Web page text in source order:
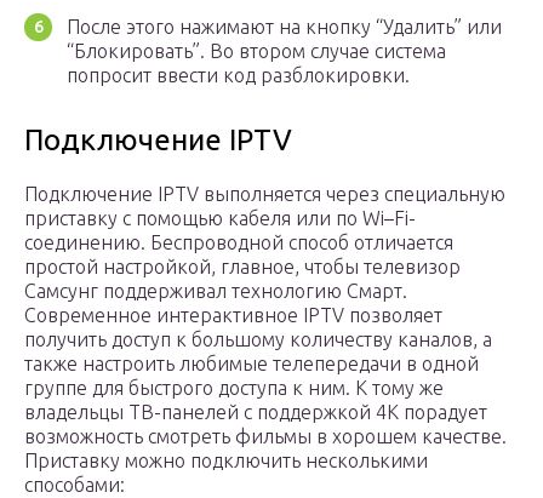
После этого нажимают на кнопку “Удалить” или
“Блокировать”. Во втором случае система
попросит ввести код разблокировки.
Подключение IPTV
Подключение IPTV выполняется через специальную
приставку с помощью кабеля или по Wi–Fi-
соединению. Беспроводной способ отличается
простой настройкой, главное, чтобы телевизор
Самсунг поддерживал технологию Смарт.
Современное интерактивное IPTV позволяет
получить доступ к большому количеству каналов, а
также настроить любимые телепередачи в одной
группе для быстрого доступа к ним. К тому же
владельцы ТВ-панелей с поддержкой 4К порадует
возможность смотреть фильмы в хорошем качестве.
Приставку можно подключить несколькими
способами: